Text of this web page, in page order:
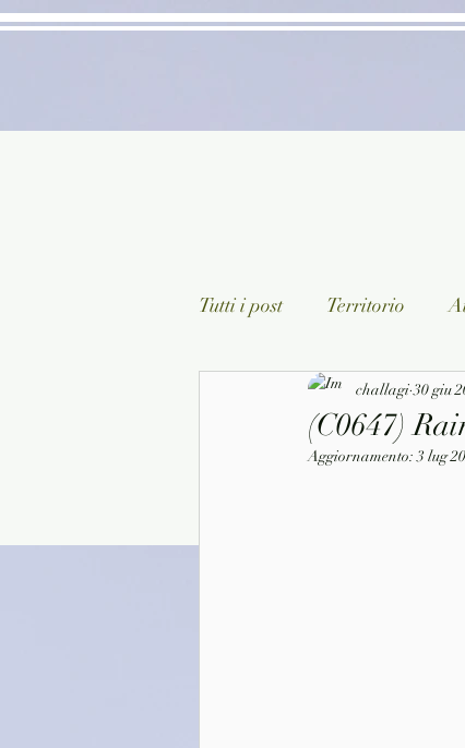
Tutti i post Territorio
Classici lett. italiana
(C0647)
challagi 30 giu
Aggiornamento:3 lug